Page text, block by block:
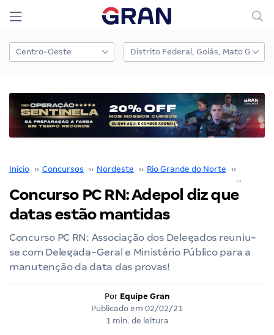
Início ›› Concursos ›› Nordeste ›› Rio Grande do Norte ››
Concurso PC RN: Adepol diz que
datas estão mantidas
Concurso PC RN: Associação dos Delegados reuniu-
se com Delegada-Geral e Ministério Público para a
manutenção da data das provas!
Por Equipe Gran
Publicado em 02/02/21
1 min. de leitura